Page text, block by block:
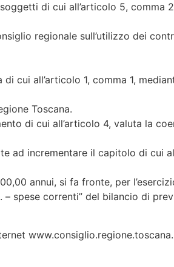
di cui all’articolo 5, comma
regionale sull’utilizzo dei
cui all’articolo 1, comma 1,
Toscana.
di cui all’articolo 4, valuta la
ad incrementare il capitolo di cui
annui, si fa fronte, per
– spese correnti” del bilancio di